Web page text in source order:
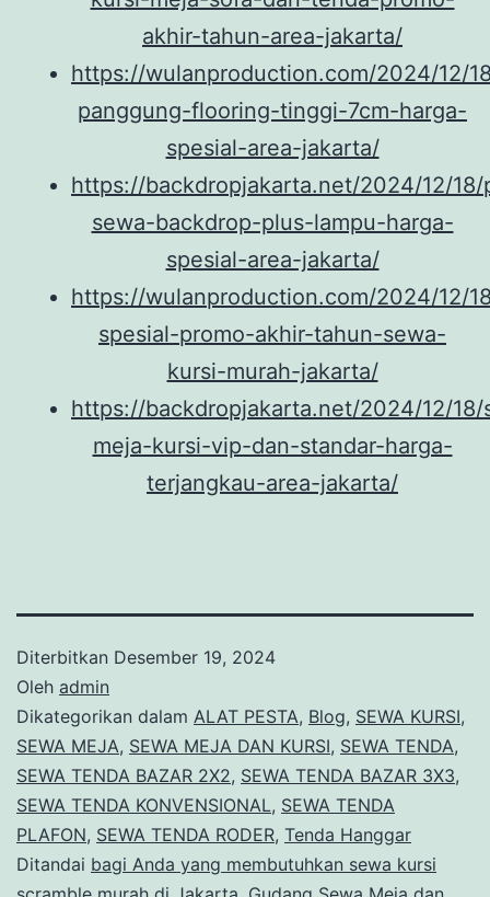
akhir-tahun-area-jakarta/
https://wulanproduction.com/2024/12/
panggung-flooring-tinggi-7cm-harga-
spesial-area-jakarta/
https://backdropjakarta.net/2024/12/
sewa-backdrop-plus-lampu-harga-
spesial-area-jakarta/
https://wulanproduction.com/2024/12/
spesial-promo-akhir-tahun-sewa-
kursi-murah-jakarta/
https://backdropjakarta.net/2024/12/18/
meja-kursi-vip-dan-standar-harga-
terjangkau-area-jakarta/
Diterbitkan Desember 19, 2024
Oleh admin
Dikategorikan dalam ALAT PESTA, Blog, SEWA KURSI,
SEWA MEJA, SEWA MEJA DAN KURSI, SEWA TENDA,
SEWA TENDA BAZAR 2X2, SEWA TENDA BAZAR 3X3,
SEWA TENDA KONVENSIONAL, SEWA TENDA
PLAFON, SEWA TENDA RODER, Tenda Hanggar
Ditandai bagi Anda yang membutuhkan sewa kursi